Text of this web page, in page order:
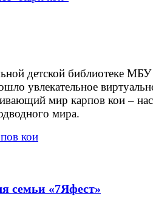
детской библиотеке МБУ
увлекательное
мир карпов кои –
мира.
кои
семьи «7Яфест»